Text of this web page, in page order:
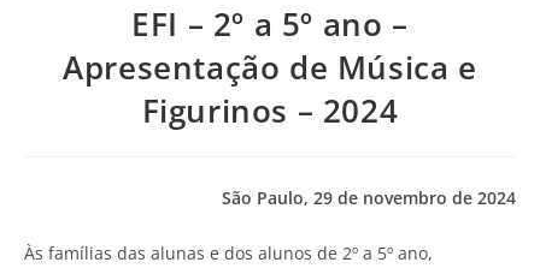
EFI – 2º a 5º ano –
Apresentação de Música e
Figurinos – 2024
São Paulo, 29 de novembro de 2024
Às famílias das alunas e dos alunos de 2º a 5º ano,